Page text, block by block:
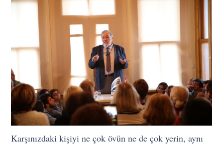
Karşınızdaki kişiyi ne çok övün ne de çok yerin, aynı